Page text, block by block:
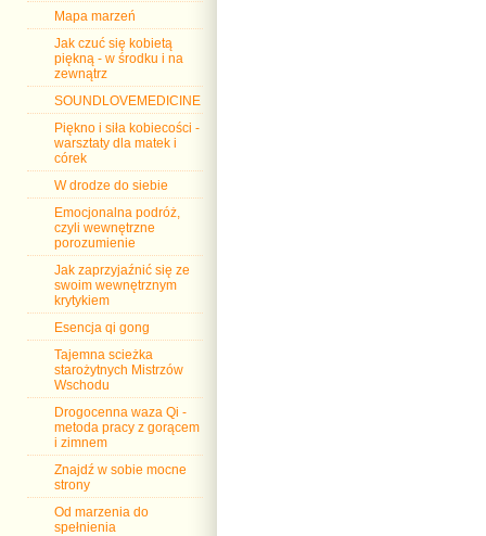
Mapa marzeń
Jak czuć się kobietą
piękną - w środku i na
zewnątrz
SOUNDLOVEMEDICINE
Piękno i siła kobiecości -
warsztaty dla matek i
córek
W drodze do siebie
Emocjonalna podróż,
czyli wewnętrzne
porozumienie
Jak zaprzyjaźnić się ze
swoim wewnętrznym
krytykiem
Esencja qi gong
Tajemna scieżka
starożytnych Mistrzów
Wschodu
Drogocenna waza Qi -
metoda pracy z gorącem
i zimnem
Znajdź w sobie mocne
strony
Od marzenia do
spełnienia